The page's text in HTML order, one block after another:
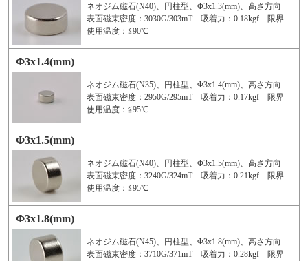
ネオジム磁石(N40)、円柱型、Φ3x1.3(mm)、高さ方向
表面磁束密度：3030G/303mT 吸着力：0.18kgf 限界
使用温度：≦90℃
Φ3x1.4(mm)
ネオジム磁石(N35)、円柱型、Φ3x1.4(mm)、高さ方向
表面磁束密度：2950G/295mT 吸着力：0.17kgf 限界
使用温度：≦95℃
Φ3x1.5(mm)
ネオジム磁石(N40)、円柱型、Φ3x1.5(mm)、高さ方向
表面磁束密度：3240G/324mT 吸着力：0.21kgf 限界
使用温度：≦95℃
Φ3x1.8(mm)
ネオジム磁石(N45)、円柱型、Φ3x1.8(mm)、高さ方向
表面磁束密度：3710G/371mT 吸着力：0.28kgf 限界